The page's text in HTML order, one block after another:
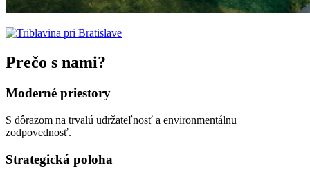
Prečo s nami?
Moderné priestory
S dôrazom na trvalú udržateľnosť a environmentálnu
zodpovednosť.
Strategická poloha